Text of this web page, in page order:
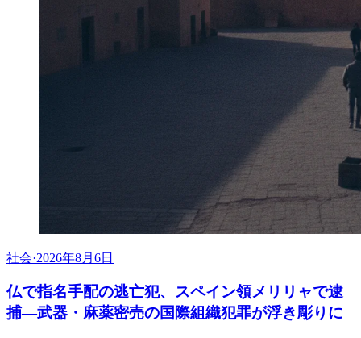
社会·2026年8月6日
仏で指名手配の逃亡犯、スペイン領メリリャで逮
捕―武器・麻薬密売の国際組織犯罪が浮き彫りに